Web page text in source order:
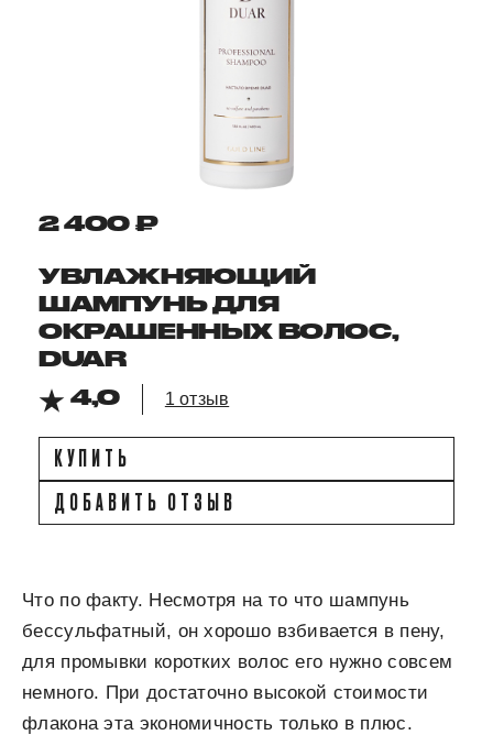
2 400 ₽
УВЛАЖНЯЮЩИЙ
ШАМПУНЬ ДЛЯ
ОКРАШЕННЫХ ВОЛОС,
DUAR
4,0
1 отзыв
КУПИТЬ
ДОБАВИТЬ ОТЗЫВ
Что по факту. Несмотря на то что шампунь
бессульфатный, он хорошо взбивается в пену,
для промывки коротких волос его нужно совсем
немного. При достаточно высокой стоимости
флакона эта экономичность только в плюс.